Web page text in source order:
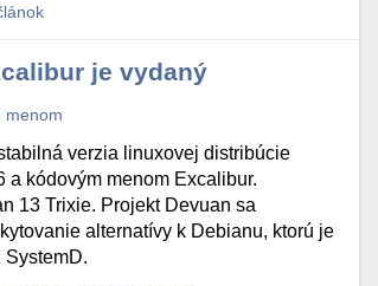
je vydaný
menom
verzia linuxovej distribúcie
a kódovým menom Excalibur.
13 Trixie. Projekt Devuan sa
alternatívy k Debianu, ktorú je